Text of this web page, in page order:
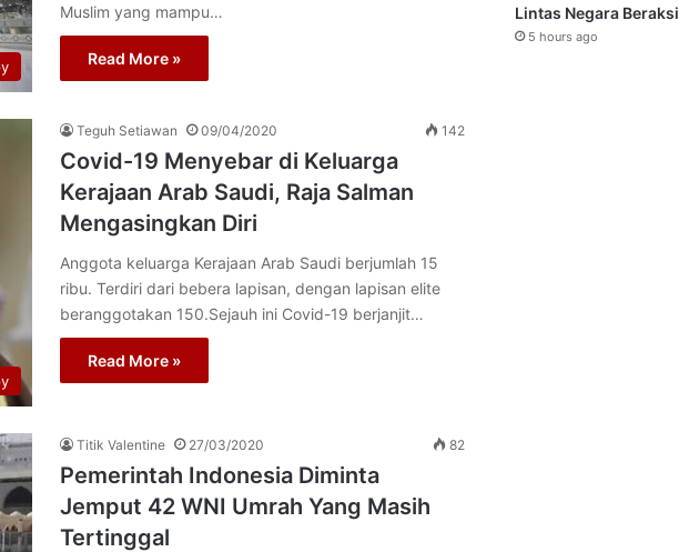
Muslim yang mampu…
Read More »
Teguh Setiawan 09/04/2020 142
Covid-19 Menyebar di Keluarga
Kerajaan Arab Saudi, Raja Salman
Mengasingkan Diri
Anggota keluarga Kerajaan Arab Saudi berjumlah 15
ribu. Terdiri dari bebera lapisan, dengan lapisan elite
beranggotakan 150.Sejauh ini Covid-19 berjanjit…
Read More »
Titik Valentine 27/03/2020 82
Pemerintah Indonesia Diminta
Jemput 42 WNI Umrah Yang Masih
Tertinggal
Lintas Negara Beraksi
5 hours ago